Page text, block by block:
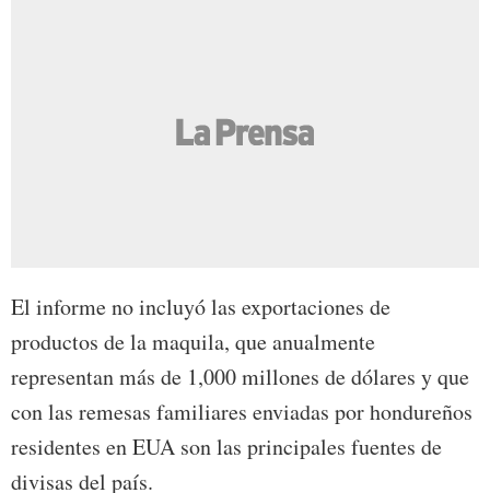
El informe no incluyó las exportaciones de
productos de la maquila, que anualmente
representan más de 1,000 millones de dólares y que
con las remesas familiares enviadas por hondureños
residentes en EUA son las principales fuentes de
divisas del país.